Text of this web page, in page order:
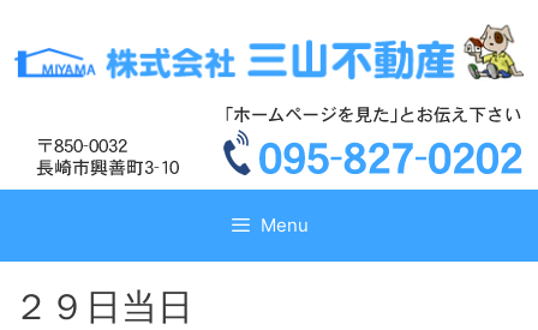
テ
ス
テ
ス
Menu
２９日当日